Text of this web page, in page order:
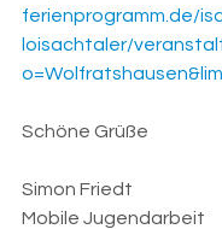
ferienprogramm.de/
loisachtaler/
Schöne Grüße
Simon Friedt
Mobile Jugendarbeit